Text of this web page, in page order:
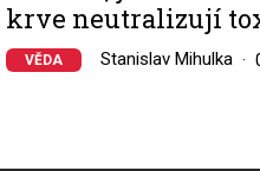
krve neutralizují
VĚDA Stanislav Mihulka